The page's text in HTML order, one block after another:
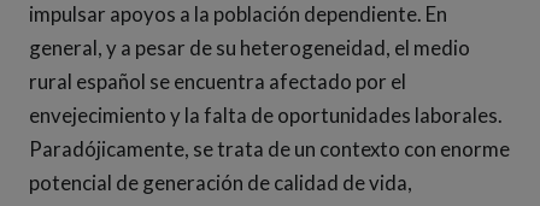
impulsar apoyos a la población dependiente. En
general, y a pesar de su heterogeneidad, el medio
rural español se encuentra afectado por el
envejecimiento y la falta de oportunidades laborales.
Paradójicamente, se trata de un contexto con enorme
potencial de generación de calidad de vida,